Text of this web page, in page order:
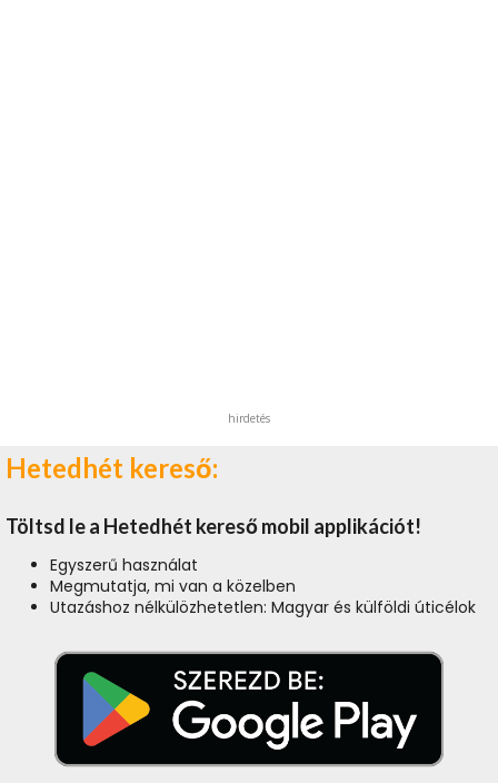
hirdetés
Hetedhét kereső:
Töltsd le a Hetedhét kereső mobil applikációt!
Egyszerű használat
Megmutatja, mi van a közelben
Utazáshoz nélkülözhetetlen: Magyar és külföldi úticélok